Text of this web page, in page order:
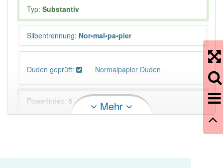
Typ: Substantiv
Silbentrennung: Nor•mal•pa•pier
Duden geprüft: Normalpapier Duden
PowerIndex: 5 Mehr